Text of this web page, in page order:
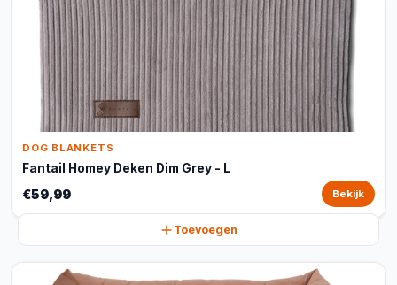
DOG BLANKETS
Fantail Homey Deken Dim Grey - L
€59,99 Bekijk
Toevoegen